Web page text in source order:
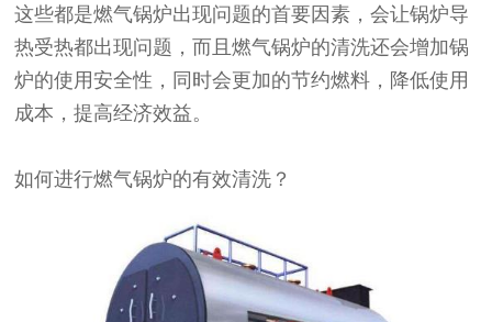
这些都是燃气锅炉出现问题的首要因素，会让锅炉导
热受热都出现问题，而且燃气锅炉的清洗还会增加锅
炉的使用安全性，同时会更加的节约燃料，降低使用
成本，提高经济效益。
如何进行燃气锅炉的有效清洗？